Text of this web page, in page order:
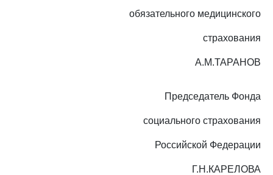
обязательного медицинского
страхования
А.М.ТАРАНОВ
Председатель Фонда
социального страхования
Российской Федерации
Г.Н.КАРЕЛОВА